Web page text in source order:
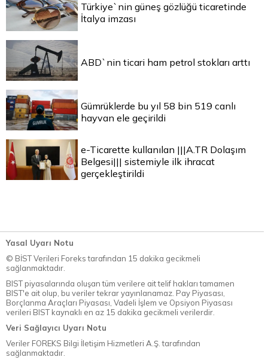
Türkiye`nin güneş gözlüğü ticaretinde
İtalya imzası
ABD`nin ticari ham petrol stokları arttı
Gümrüklerde bu yıl 58 bin 519 canlı
hayvan ele geçirildi
e-Ticarette kullanılan |||A.TR Dolaşım
Belgesi||| sistemiyle ilk ihracat
gerçekleştirildi
Yasal Uyarı Notu
© BİST Verileri Foreks tarafından 15 dakika gecikmeli
sağlanmaktadır.
BIST piyasalarında oluşan tüm verilere ait telif hakları tamamen
BIST'e ait olup, bu veriler tekrar yayınlanamaz. Pay Piyasası,
Borçlanma Araçları Piyasası, Vadeli İşlem ve Opsiyon Piyasası
verileri BIST kaynaklı en az 15 dakika gecikmeli verilerdir.
Veri Sağlayıcı Uyarı Notu
Veriler FOREKS Bilgi İletişim Hizmetleri A.Ş. tarafından
sağlanmaktadır.